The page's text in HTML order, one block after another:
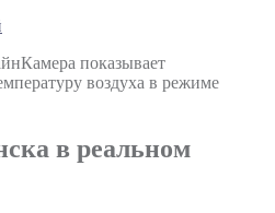
Камера показывает
воздуха в режиме
в реальном